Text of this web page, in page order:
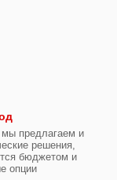
предлагаем и
решения,
бюджетом и
опции